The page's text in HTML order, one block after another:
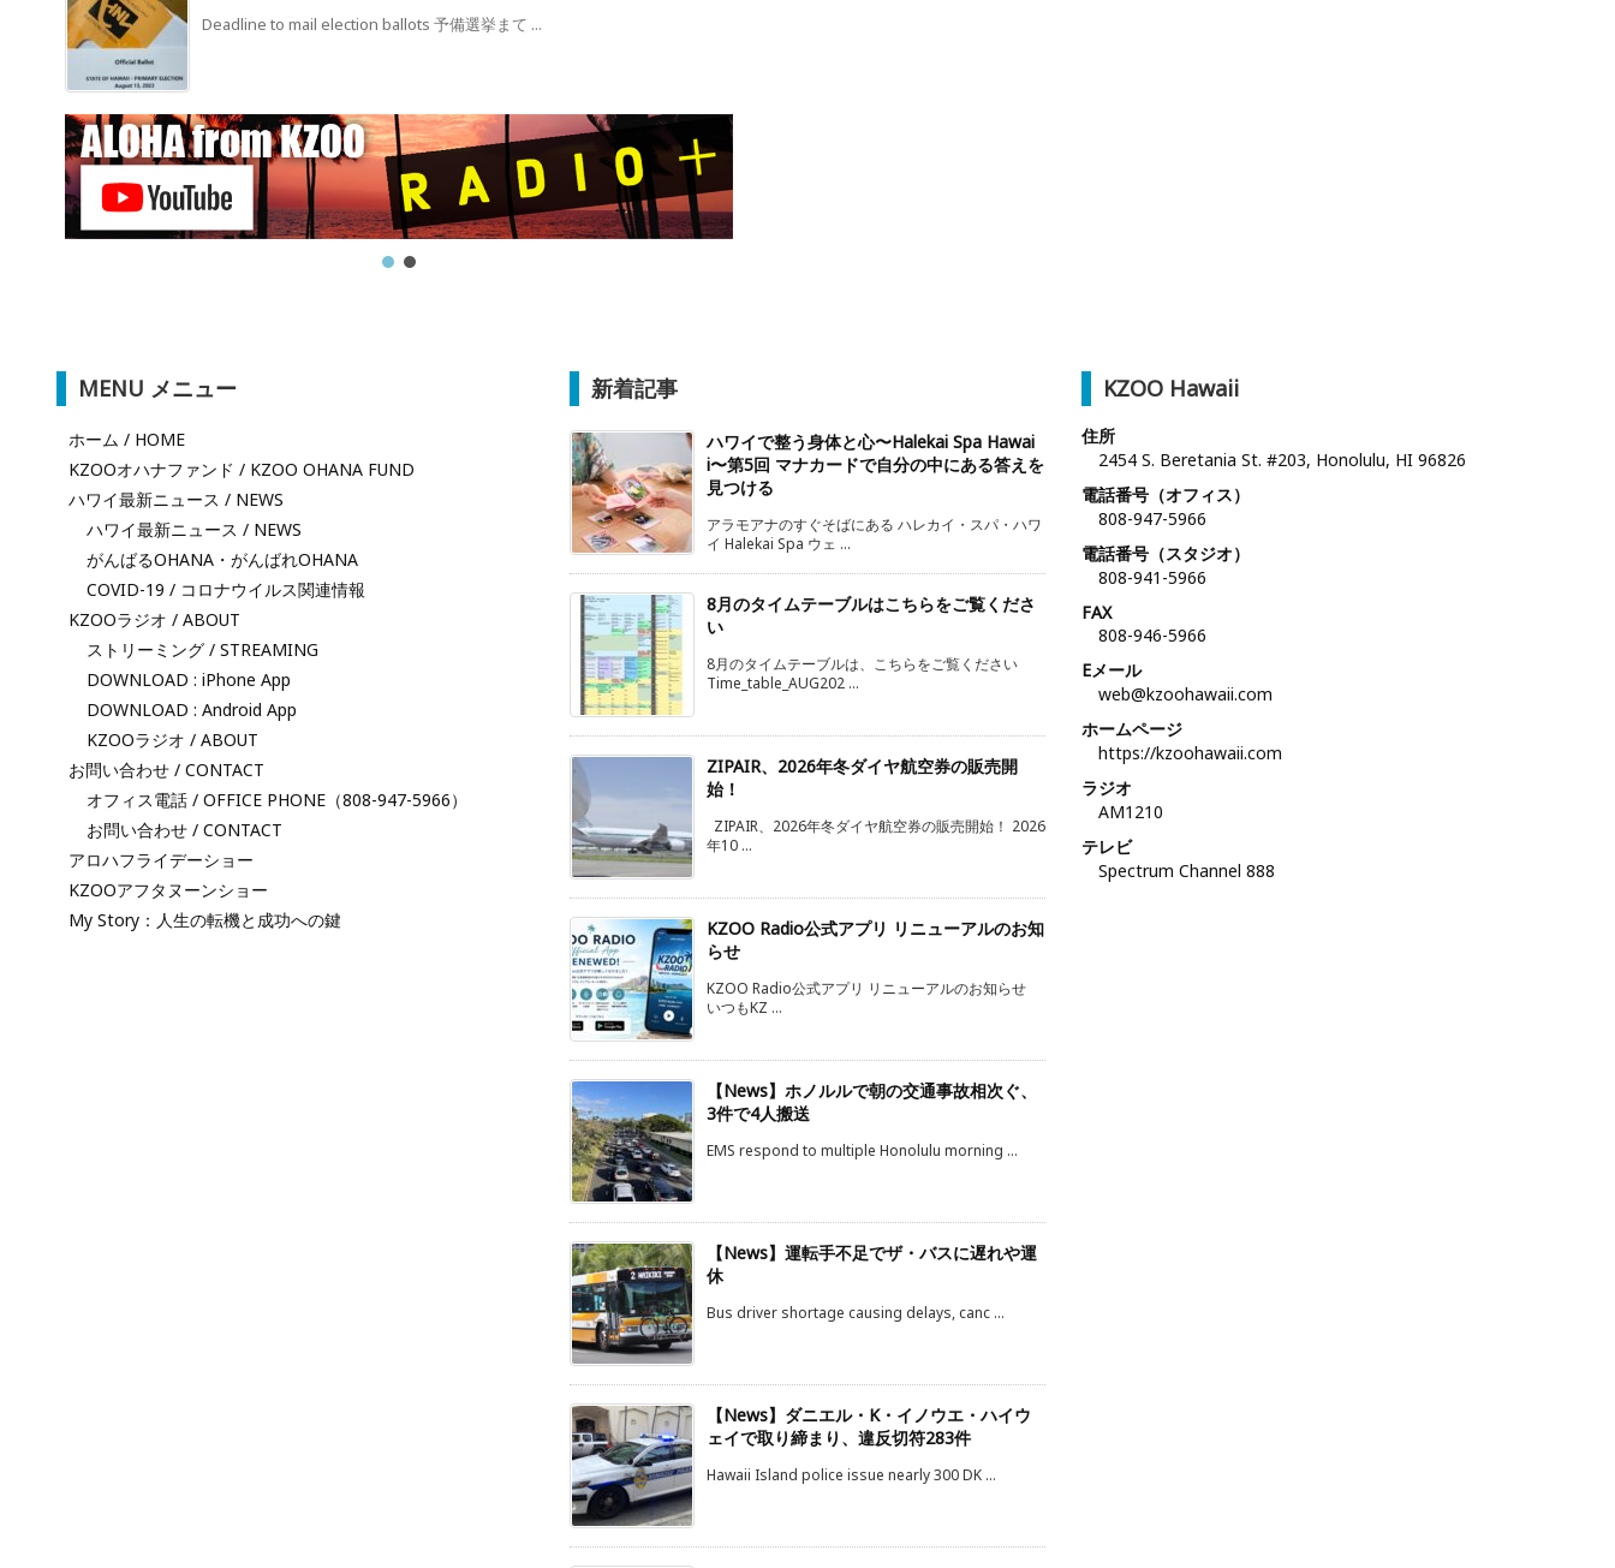
Deadline to mail election ballots 予備選挙まて ...
MENU メニュー
ホーム / HOME
KZOOオハナファンド / KZOO OHANA FUND
ハワイ最新ニュース / NEWS
ハワイ最新ニュース / NEWS
がんばるOHANA・がんばれOHANA
COVID-19 / コロナウイルス関連情報
KZOOラジオ / ABOUT
ストリーミング / STREAMING
DOWNLOAD : iPhone App
DOWNLOAD : Android App
KZOOラジオ / ABOUT
お問い合わせ / CONTACT
オフィス電話 / OFFICE PHONE（808-947-5966）
お問い合わせ / CONTACT
アロハフライデーショー
KZOOアフタヌーンショー
My Story：人生の転機と成功への鍵
新着記事
ハワイで整う身体と心〜Halekai Spa Hawai
i〜第5回 マナカードで自分の中にある答えを
見つける
アラモアナのすぐそばにある ハレカイ・スパ・ハワ
イ Halekai Spa ウェ ...
8月のタイムテーブルはこちらをご覧くださ
い
8月のタイムテーブルは、こちらをご覧ください
Time_table_AUG202 ...
ZIPAIR、2026年冬ダイヤ航空券の販売開
始！
ZIPAIR、2026年冬ダイヤ航空券の販売開始！ 2026
年10 ...
KZOO Radio公式アプリ リニューアルのお知
らせ
KZOO Radio公式アプリ リニューアルのお知らせ
いつもKZ ...
【News】ホノルルで朝の交通事故相次ぐ、
3件で4人搬送
EMS respond to multiple Honolulu morning ...
【News】運転手不足でザ・バスに遅れや運
休
Bus driver shortage causing delays, canc ...
【News】ダニエル・K・イノウエ・ハイウ
ェイで取り締まり、違反切符283件
Hawaii Island police issue nearly 300 DK ...
KZOO Hawaii
住所
2454 S. Beretania St. #203, Honolulu, HI 96826
電話番号（オフィス）
808-947-5966
電話番号（スタジオ）
808-941-5966
FAX
808-946-5966
Eメール
web@kzoohawaii.com
ホームページ
https://kzoohawaii.com
ラジオ
AM1210
テレビ
Spectrum Channel 888